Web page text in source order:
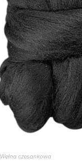
Wełna czesankowa